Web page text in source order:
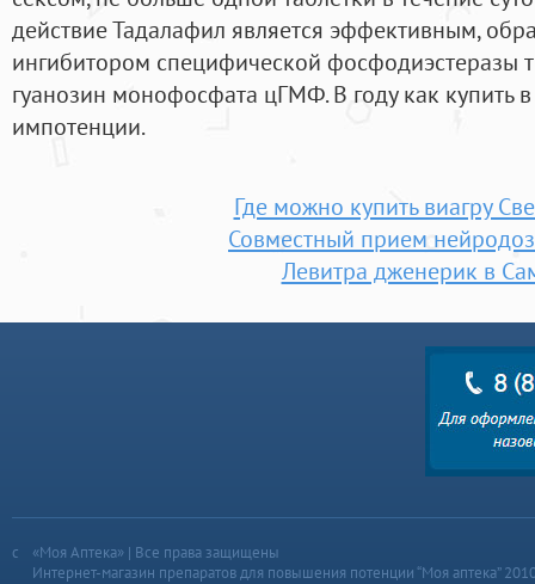
действие Тадалафил является эффективным,
ингибитором специфической фосфодиэстеразы
гуанозин монофосфата цГМФ. В году как купить
импотенции.
Где можно купить виагру
Совместный прием
Левитра дженерик в
«Моя Аптека» | Все права защищены
Интернет-магазин препаратов для повышения потенции “Моя аптека”